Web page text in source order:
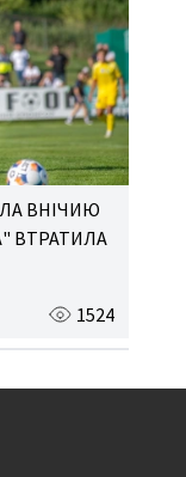
ВНІЧИЮ
ВТРАТИЛА
1524